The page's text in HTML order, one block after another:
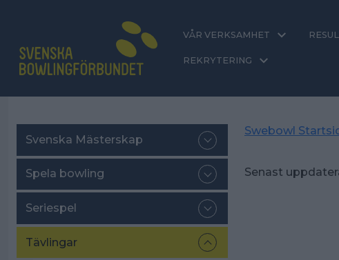
VÅR VERKSAMHET
REKRYTERING
Svenska Mästerskap
Spela bowling
Seriespel
Tävlingar
Swebowl
Senast